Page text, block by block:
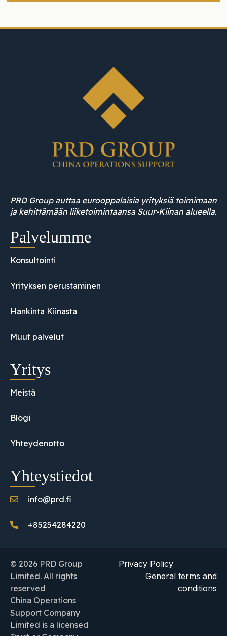
PRD Group auttaa eurooppalaisia yrityksiä toimimaan
ja kehittämään liiketoimintaansa Suur-Kiinan alueella.
Palvelumme
Konsultointi
Yrityksen perustaminen
Hankinta Kiinasta
Muut palvelut
Yritys
Meistä
Blogi
Yhteydenotto
Yhteystiedot
info@prd.fi
+85254284220
© 2026 PRD Group
Limited. All rights
reserved
China Operations
Support Company
Limited is a licensed
Privacy Policy
General terms and
conditions